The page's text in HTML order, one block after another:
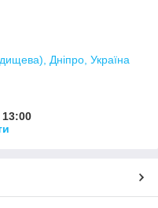
Дніпро, Україна